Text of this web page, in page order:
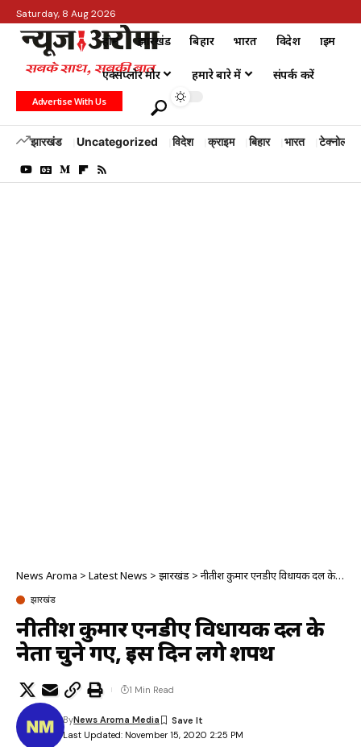
Saturday, 8 Aug 2026
होम झारखंड बिहार भारत विदेश क्राइम
एक्सप्लोर मोर हमारे बारे में संपर्क करें
Advertise With Us
झारखंड Uncategorized विदेश क्राइम बिहार भारत टेक्नोलॉजी
News Aroma > Latest News > झारखंड >नीतीश कुमार एनडीए विधायक दल के नेता चुने गए, इस दिन लेंगे शपथ
झारखंड
नीतीश कुमार एनडीए विधायक दल के
नेता चुने गए, इस दिन लेंगे शपथ
Last Updated: November 15, 2020 2:25 PM
ByNews Aroma Media
1 Min Read